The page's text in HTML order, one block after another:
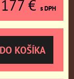
177 € s DPH
KOŠÍKA